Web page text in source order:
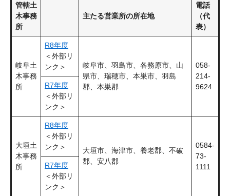
管轄土
木事務
所
主たる営業所の所在地
電話
（代
表）
岐阜土
木事務
所
R8年度
＜外部リ
ンク＞
岐阜市、羽島市、各務原市、山
県市、瑞穂市、本巣市、羽島
郡、本巣郡
058-
214-
9624
R7年度
＜外部リ
ンク＞
大垣土
木事務
所
R8年度
＜外部リ
ンク＞
大垣市、海津市、養老郡、不破
郡、安八郡
0584-
73-
1111
R7年度
＜外部リ
ンク＞